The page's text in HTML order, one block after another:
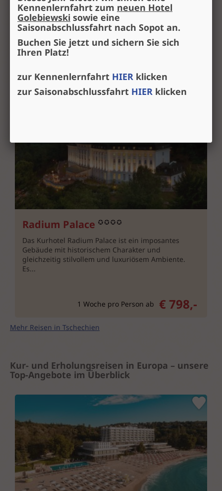
am Stadtrand. Die weitläufige Hotelanlage verfügt
über einen großen...
Radium Palace
Das Kurhotel Radium Palace ist ein imposantes
Gebäude mit historischem Charakter und
gleichzeitig stilvollem und luxuriösem Ambiente.
Es...
1 Woche pro Person ab € 798,-
Mehr Reisen in Tschechien
Kur- und Erholungsreisen in Europa – unsere
Top-Angebote im Überblick
Kennenlernfahrt zum neuen Hotel
Golebiewski sowie eine
Saisonabschlussfahrt nach Sopot an.
Buchen Sie jetzt und sichern Sie sich
Ihren Platz!
zur Kennenlernfahrt HIER klicken
zur Saisonabschlussfahrt HIER klicken